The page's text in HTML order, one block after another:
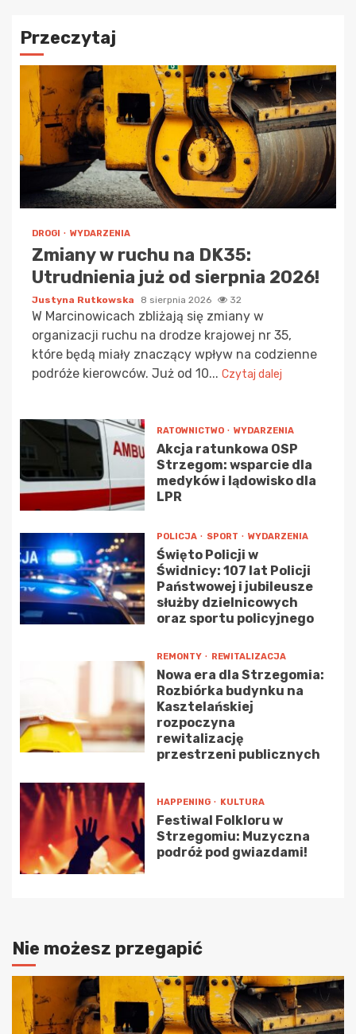
Przeczytaj
DROGI WYDARZENIA
Zmiany w ruchu na DK35:
Utrudnienia już od sierpnia 2026!
Justyna Rutkowska 8 sierpnia 2026 32
W Marcinowicach zbliżają się zmiany w
organizacji ruchu na drodze krajowej nr 35,
które będą miały znaczący wpływ na codzienne
podróże kierowców. Już od 10... Czytaj dalej
RATOWNICTWO WYDARZENIA
Akcja ratunkowa OSP
Strzegom: wsparcie dla
medyków i lądowisko dla
LPR
POLICJA SPORT WYDARZENIA
Święto Policji w
Świdnicy: 107 lat Policji
Państwowej i jubileusze
służby dzielnicowych
oraz sportu policyjnego
REMONTY REWITALIZACJA
Nowa era dla Strzegomia:
Rozbiórka budynku na
Kasztelańskiej
rozpoczyna
rewitalizację
przestrzeni publicznych
HAPPENING KULTURA
Festiwal Folkloru w
Strzegomiu: Muzyczna
podróż pod gwiazdami!
Nie możesz przegapić